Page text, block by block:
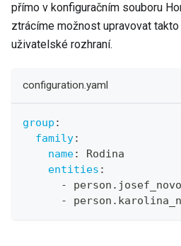
přímo v konfiguračním souboru
ztrácíme možnost upravovat
uživatelské rozhraní.
configuration.yaml
group :
family:
name:
Rodina
entities :
-
-